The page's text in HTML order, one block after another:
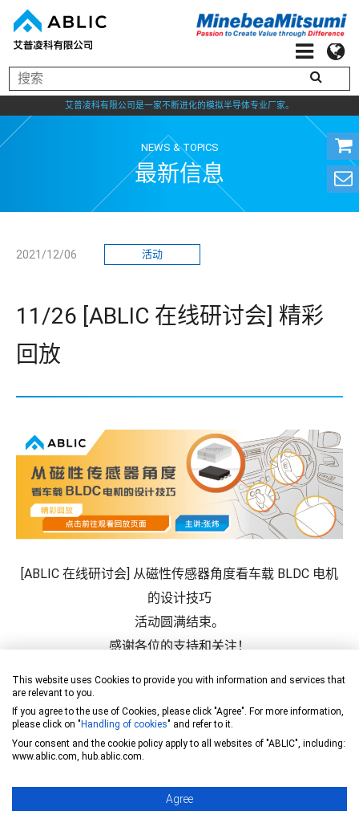
艾普凌科有限公司是一家不断进化的模拟半导体专业厂家。
NEWS & TOPICS
最新信息
2021/12/06 活动
11/26 [ABLIC 在线研讨会] 精彩
回放
[ABLIC 在线研讨会] 从磁性传感器角度看车载 BLDC 电机
的设计技巧
活动圆满结束。
感谢各位的支持和关注！
在线研讨会概覽
从磁性传感器角度看车载 BLDC 电机的设计
技巧
张炜 Zhang Wei
This website uses Cookies to provide you with information and services that
are relevant to you.
If you agree to the use of Cookies, please click "Agree". For more information,
please click on "Handling of cookies" and refer to it.
Your consent and the cookie policy apply to all websites of "ABLIC", including:
www.ablic.com, hub.ablic.com.
Agree